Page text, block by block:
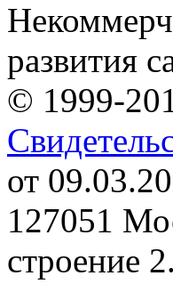
развития
© 1999-
от
127051
строение 2.